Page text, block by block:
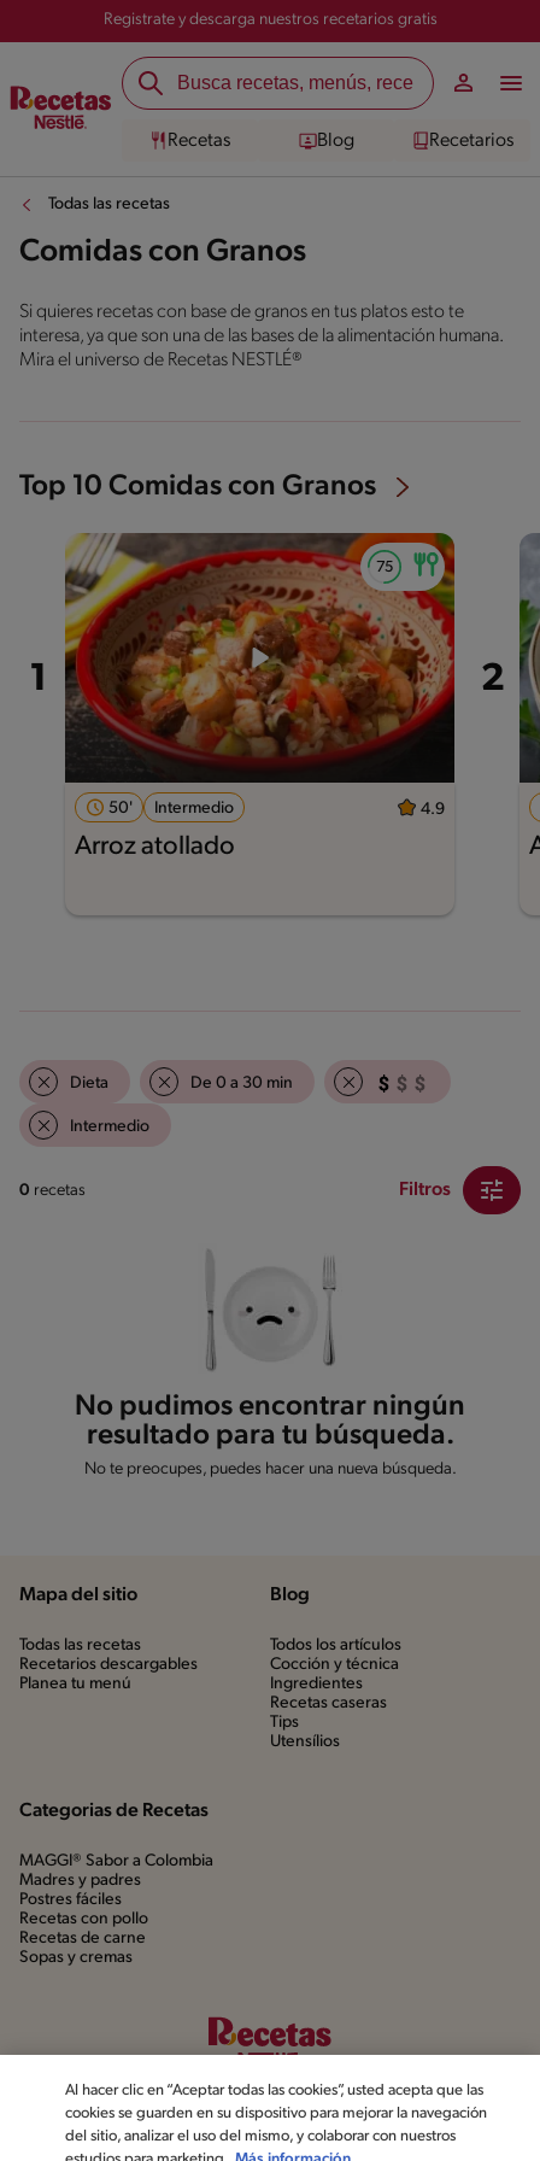
Registrate y descarga nuestros recetarios gratis
Recetas Blog Recetarios
Todas las recetas
Comidas con Granos
Si quieres recetas con base de granos en tus platos esto te
interesa, ya que son una de las bases de la alimentación humana.
Mira el universo de Recetas NESTLÉ®
Top 10 Comidas con Granos
50' Intermedio 4.9
Arroz atollado
Dieta De 0 a 30 min
Intermedio
0 recetas Filtros
No pudimos encontrar ningún
resultado para tu búsqueda.
No te preocupes, puedes hacer una nueva búsqueda.
Mapa del sitio
Todas las recetas
Recetarios descargables
Planea tu menú
Blog
Todos los artículos
Cocción y técnica
Ingredientes
Recetas caseras
Tips
Utensílios
Categorias de Recetas
MAGGI® Sabor a Colombia
Madres y padres
Postres fáciles
Recetas con pollo
Recetas de carne
Sopas y cremas
Al hacer clic en “Aceptar todas las cookies”, usted acepta que las
cookies se guarden en su dispositivo para mejorar la navegación
del sitio, analizar el uso del mismo, y colaborar con nuestros